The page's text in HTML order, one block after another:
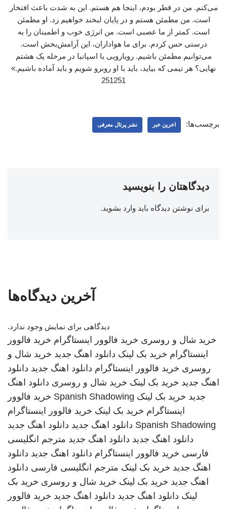
می‌کنم. من در قطر بودم، اینجا هم هستم. این به شدت باعث افتخار
است. من مطمئن هستم و در پایان لبخند خواهیم زد. او مطمئن
است. کمتر از ما عصبی است. من انرژی خوب و اطمینان را به
درستی حس کردم. برای ما هواداران، این آرامش‌بخش است.
می‌توانیم مطمئن باشیم. رویارویی با اسپانیا در مرحله یک‌ هشتم
نهایی؟ هر تیمی که بیاید، باید با او روبرو شویم و باید آماده باشیم.»
251251
برچسب‌ها: اخرین خبر نشر پرتال معرفی
دیدگاهتان را بنویسید
برای نوشتن دیدگاه باید وارد بشوید.
آخرین دیدگاه‌ها
دیدگاهی برای نمایش وجود ندارد.
خرید شال و روسری خرید فالوور اینستاگرام خرید فالوور
اینستاگرام خرید بک لینک دانلود اهنگ جدید خرید شال و
روسری خرید فالوور اینستاگرام دانلود اهنگ جدید دانلود
اهنگ جدید خرید بک لینک خرید شال و روسری دانلود اهنگ
جدید خرید بک لینک Spanish Shadowing خرید فالوور
اینستاگرام خرید بک لینک خرید فالوور اینستاگرام
Spanish Shadowing دانلود اهنگ جدید دانلود اهنگ جدید
دانلود اهنگ جدید دانلود اهنگ جدید مترجم انگلیسی
فارسی خرید فالوور اینستاگرام دانلود اهنگ جدید دانلود
اهنگ جدید خرید بک لینک مترجم انگلیسی فارسی دانلود
اهنگ جدید خرید بک لینک خرید شال و روسری خرید بک
لینک دانلود اهنگ جدید دانلود اهنگ جدید خرید فالوور